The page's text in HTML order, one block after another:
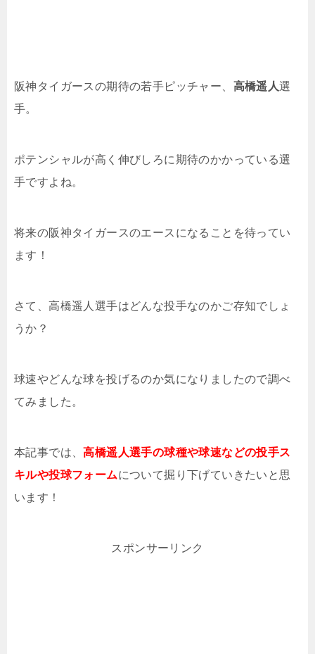
阪神タイガースの期待の若手ピッチャー、 高橋遥人選
手。
ポテンシャルが高く伸びしろに期待のかかっている選
手ですよね。
将来の阪神タイガースのエースになることを待ってい
ます！
さて、高橋遥人選手はどんな投手なのかご存知でしょ
うか？
球速やどんな球を投げるのか気になりましたので調べ
てみました。
本記事では、高橋遥人選手の球種や球速などの投手ス
キルや投球フォームについて掘り下げていきたいと思
います！
スポンサーリンク